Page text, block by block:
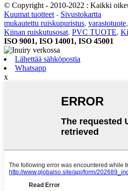
© Copyright - 2010-2022 : Kaikki
Kuumat tuotteet - Sivustokartta
mukautettu ruiskupuristus, varastotuote,
Kiinan ruiskutusosat, PVC TUOTE,
ISO 9001, ISO 14001, ISO 45001
Lähettää sähköpostia
Whatsapp
x